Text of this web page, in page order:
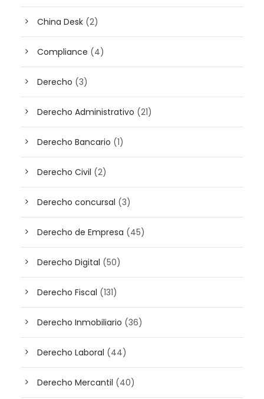
China Desk (2)
Compliance (4)
Derecho (3)
Derecho Administrativo (21)
Derecho Bancario (1)
Derecho Civil (2)
Derecho concursal (3)
Derecho de Empresa (45)
Derecho Digital (50)
Derecho Fiscal (131)
Derecho Inmobiliario (36)
Derecho Laboral (44)
Derecho Mercantil (40)